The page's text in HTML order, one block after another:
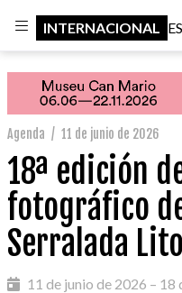
INTERNACIONAL
Agenda / 11 de junio de 2026
18ª edición
fotográfico
Serralada
11 de junio de 2026 –